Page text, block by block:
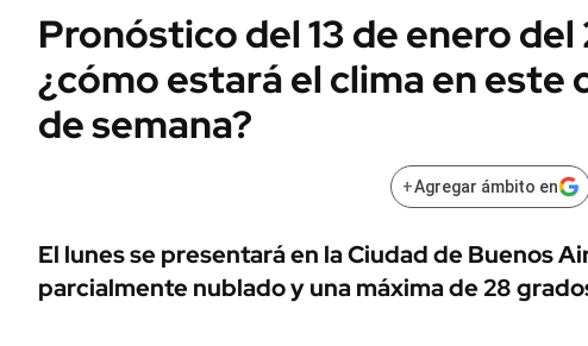
Dólar
Mercados
Seguros
ENERGY REPORT
Municipios
URUGUAY
Pronóstico del 13 de enero del
¿cómo estará el clima en este
de semana?
+Agregar ámbito en
El lunes se presentará en la Ciudad de Buenos
parcialmente nublado y una máxima de 28